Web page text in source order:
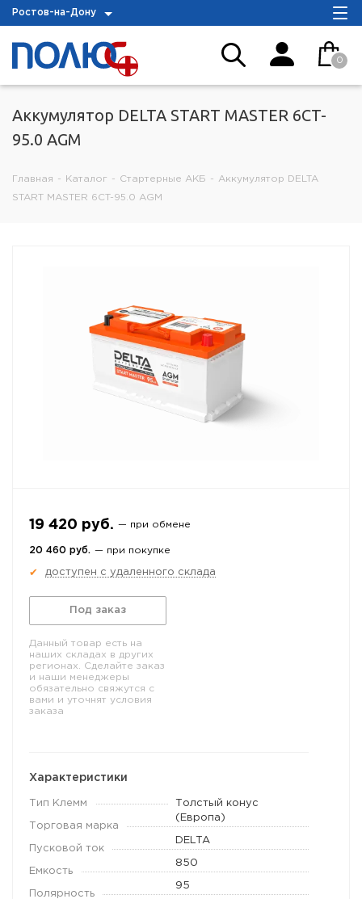
Ростов-на-Дону
0
Аккумулятор DELTA START MASTER 6CT-
95.0 AGM
Главная - Каталог - Стартерные АКБ - Аккумулятор DELTA
START MASTER 6CT-95.0 AGM
19 420 руб. — при обмене
20 460 руб. — при покупке
✔ доступен с удаленного склада
Под заказ
Данный товар есть на
наших складах в других
регионах. Сделайте заказ
и наши менеджеры
обязательно свяжутся с
вами и уточнят условия
заказа
Характеристики
Тип Клемм
Толстый конус
(Европа)
Торговая марка
DELTA
Пусковой ток
850
Емкость
95
Полярность